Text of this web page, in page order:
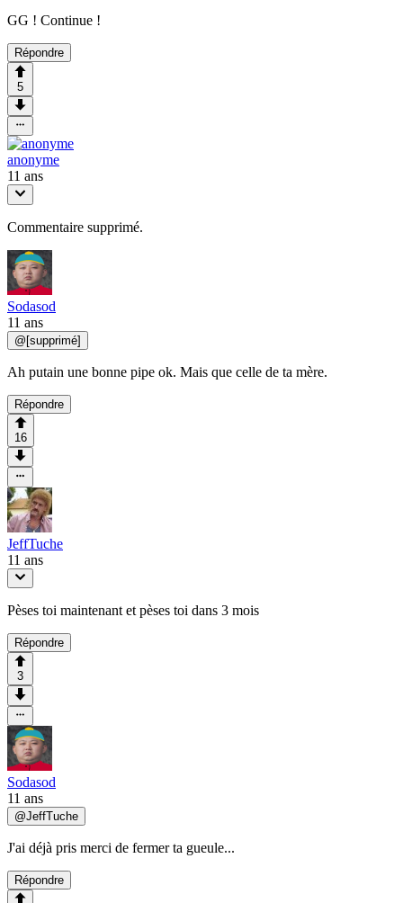
GG ! Continue !
Répondre
5
anonyme
11 ans
Commentaire supprimé.
Sodasod
11 ans
@ [supprimé]
Ah putain une bonne pipe ok. Mais que celle de ta mère.
Répondre
16
JeffTuche
11 ans
Pèses toi maintenant et pèses toi dans 3 mois
Répondre
3
Sodasod
11 ans
@JeffTuche
J'ai déjà pris merci de fermer ta gueule...
Répondre